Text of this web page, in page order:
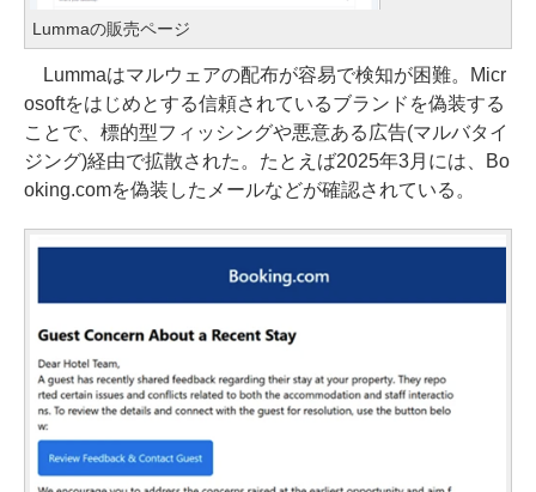
Lummaの販売ページ
Lummaはマルウェアの配布が容易で検知が困難。Micr
osoftをはじめとする信頼されているブランドを偽装する
ことで、標的型フィッシングや悪意ある広告(マルバタイ
ジング)経由で拡散された。たとえば2025年3月には、Bo
oking.comを偽装したメールなどが確認されている。